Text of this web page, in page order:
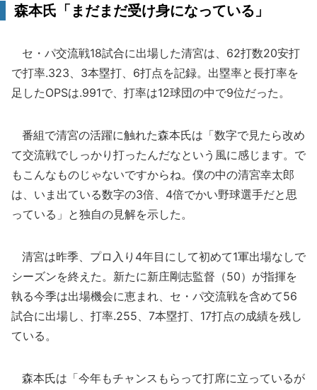
森本氏「まだまだ受け身になっている」
セ・パ交流戦18試合に出場した清宮は、62打数20安打
で打率.323、3本塁打、6打点を記録。出塁率と長打率を
足したOPSは.991で、打率は12球団の中で9位だった。
番組で清宮の活躍に触れた森本氏は「数字で見たら改め
て交流戦でしっかり打ったんだなという風に感じます。で
もこんなものじゃないですからね。僕の中の清宮幸太郎
は、いま出ている数字の3倍、4倍でかい野球選手だと思
っている」と独自の見解を示した。
清宮は昨季、プロ入り4年目にして初めて1軍出場なしで
シーズンを終えた。新たに新庄剛志監督（50）が指揮を
執る今季は出場機会に恵まれ、セ・パ交流戦を含めて56
試合に出場し、打率.255、7本塁打、17打点の成績を残し
ている。
森本氏は「今年もチャンスもらって打席に立っているが